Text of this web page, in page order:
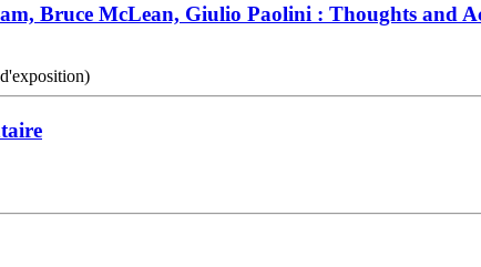
Bruce McLean, Giulio Paolini : Thoughts and